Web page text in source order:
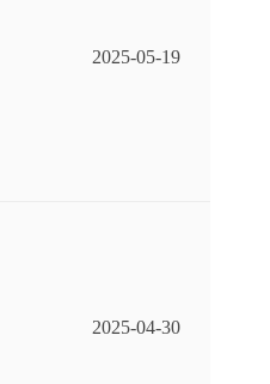
2025-05-19
2025-04-30